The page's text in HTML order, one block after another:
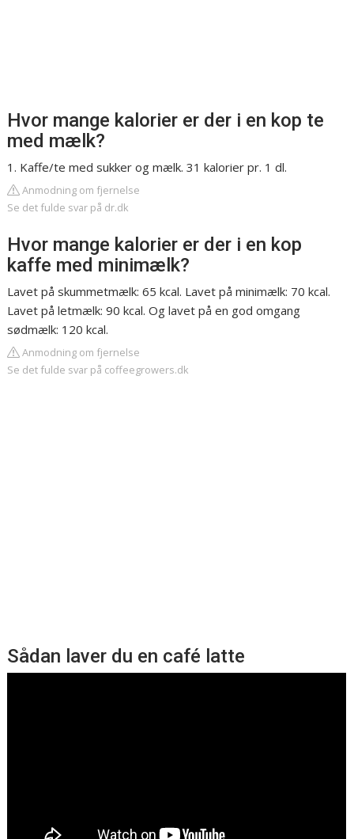
Hvor mange kalorier er der i en kop te
med mælk?
1. Kaffe/te med sukker og mælk. 31 kalorier pr. 1 dl.
Anmodning om fjernelse
Se det fulde svar på dr.dk
Hvor mange kalorier er der i en kop
kaffe med minimælk?
Lavet på skummetmælk: 65 kcal. Lavet på minimælk: 70 kcal.
Lavet på letmælk: 90 kcal. Og lavet på en god omgang
sødmælk: 120 kcal.
Anmodning om fjernelse
Se det fulde svar på coffeegrowers.dk
Sådan laver du en café latte